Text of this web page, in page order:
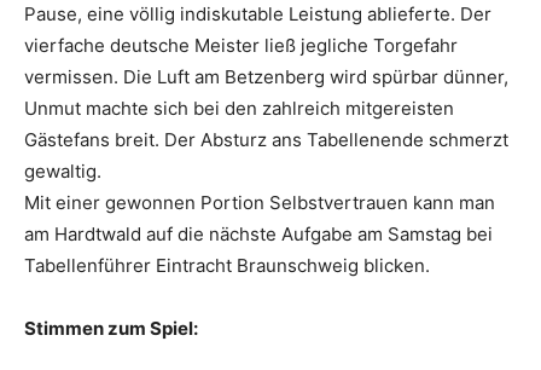
Pause, eine völlig indiskutable Leistung ablieferte. Der
vierfache deutsche Meister ließ jegliche Torgefahr
vermissen. Die Luft am Betzenberg wird spürbar dünner,
Unmut machte sich bei den zahlreich mitgereisten
Gästefans breit. Der Absturz ans Tabellenende schmerzt
gewaltig.
Mit einer gewonnen Portion Selbstvertrauen kann man
am Hardtwald auf die nächste Aufgabe am Samstag bei
Tabellenführer Eintracht Braunschweig blicken.
Stimmen zum Spiel: